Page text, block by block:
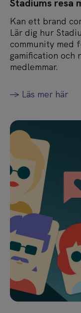
Stadiums resa
Kan ett brand
Lär dig hur
community med
gamification och
medlemmar.
-> Läs mer här